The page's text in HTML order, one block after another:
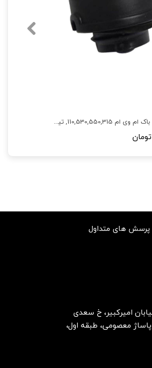
درب داخلی باک ام وی ام 110,530,550,315, تیگو 5,X33,110S
امیرکبیر، خ سعدی
پاساژ معصومی، طبقه اول،
پرسش های متداول